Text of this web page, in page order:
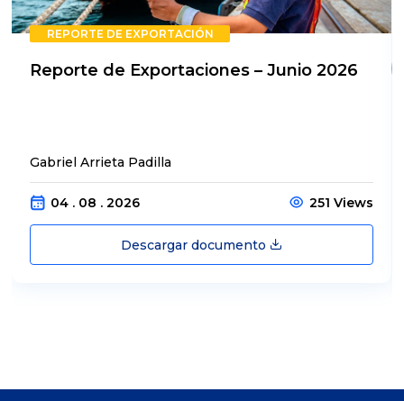
REPORTE DE EXPORTACIÓN
Reporte de Exportaciones – Junio 2026
Gabriel Arrieta Padilla
04 . 08 . 2026 251 Views
Descargar documento